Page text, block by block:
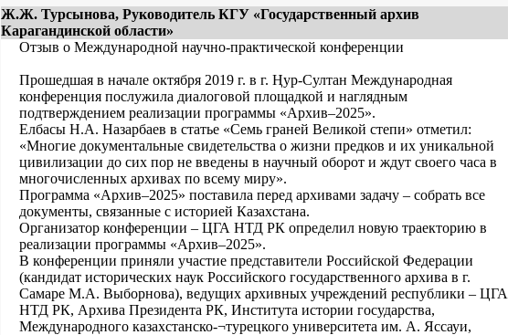
Ж.Ж. Турсынова, Руководитель КГУ «Государственный архив
Карагандинской области»
Отзыв о Международной научно-практической конференции
Прошедшая в начале октября 2019 г. в г. Ңур-Султан Международная
конференция послужила диалоговой площадкой и наглядным
подтверждением реализации программы «Архив–2025».
Елбасы Н.А. Назарбаев в статье «Семь граней Великой степи» отметил:
«Многие документальные свидетельства о жизни предков и их уникальной
цивилизации до сих пор не введены в научный оборот и ждут своего часа в
многочисленных архивах по всему миру».
Программа «Архив–2025» поставила перед архивами задачу – собрать все
документы, связанные с историей Казахстана.
Организатор конференции – ЦГА НТД РК определил новую траекторию в
реализации программы «Архив–2025».
В конференции приняли участие представители Российской Федерации
(кандидат исторических наук Российского государственного архива в г.
Самаре М.А. Выборнова), ведущих архивных учреждений республики – ЦГА
НТД РК, Архива Президента РК, Института истории государства,
Международного казахстанско-¬турецкого университета им. А. Яссауи,